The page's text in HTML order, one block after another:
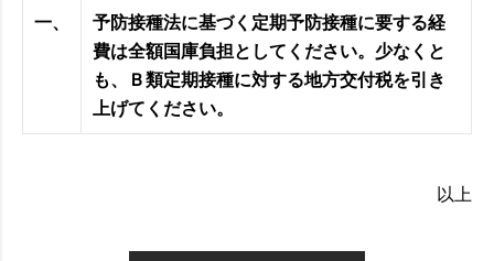
一、
予防接種法に基づく定期予防接種に要する経
費は全額国庫負担としてください。少なくと
も、Ｂ類定期接種に対する地方交付税を引き
上げてください。
以上